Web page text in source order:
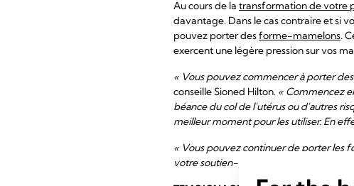
Au cours de la transformation de votre
davantage. Dans le cas contraire et si
pouvez porter desforme-mamelons.
exercent une légère pression sur vos
« Vous pouvez commencer à porter
conseille Sioned Hilton. « Commencez
béance du col de l'utérus ou d'autres
meilleur moment pour les utiliser. En
« Vous pouvez continuer de porter les
votre soutien-gorge entre 30 et 60